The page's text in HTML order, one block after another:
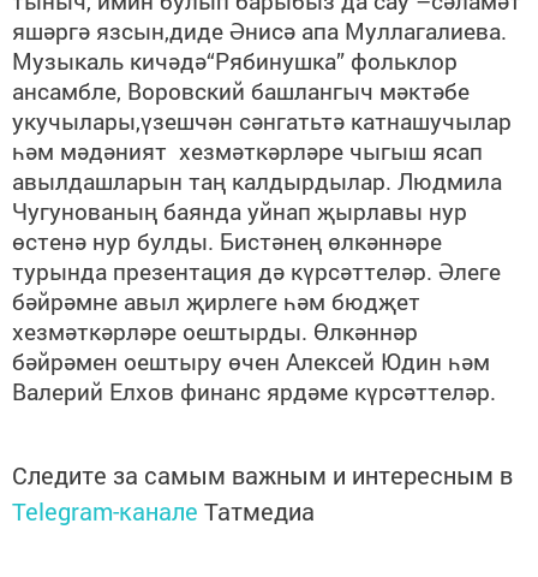
яшәргә язсын,диде Әнисә апа Муллагалиева.
Музыкаль кичәдә“Рябинушка” фольклор
ансамбле, Воровский башлангыч мәктәбе
укучылары,үзешчән сәнгатьтә катнашучылар
һәм мәдәният хезмәткәрләре чыгыш ясап
авылдашларын таң калдырдылар. Людмила
Чугунованың баянда уйнап җырлавы нур
өстенә нур булды. Бистәнең өлкәннәре
турында презентация дә күрсәттеләр. Әлеге
бәйрәмне авыл җирлеге һәм бюдҗет
хезмәткәрләре оештырды. Өлкәннәр
бәйрәмен оештыру өчен Алексей Юдин һәм
Валерий Елхов финанс ярдәме күрсәттеләр.
Следите за самым важным и интересным в
Telegram-канале Татмедиа